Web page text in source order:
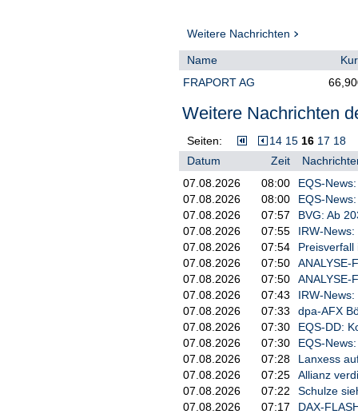
     (LEI):
2. Grund der Mitteilung
X    Erwerb bzw.
Erwerb bzw.
Änderung der
          Sonstiger Grund:
3. Angaben zum
Juristische Person:
Registrierter Sitz,
4. Namen der Aktionäre
mit 3% oder mehr
5. Datum der
     29.04.2026
6.
Anteil
Stimmrechte
Weitere Nachrichten
Name
FRAPORT AG
Weitere Nachrichten
Seiten: 14 15 16 17 18
Datum
Zeit
07.08.2026
08:00
EQS-
07.08.2026
08:00
EQS-
07.08.2026
07:57
BVG: Ab
07.08.2026
07:55
IRW-
07.08.2026
07:54
07.08.2026
07:50
ANALYSE-
07.08.2026
07:50
ANALYSE-
07.08.2026
07:43
IRW-
07.08.2026
07:33
dpa-AFX
07.08.2026
07:30
EQS-DD:
07.08.2026
07:30
EQS-
07.08.2026
07:28
Lanxess
07.08.2026
07:25
Allianz
07.08.2026
07:22
Schulze
07.08.2026
07:17
DAX-